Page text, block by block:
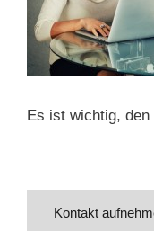
Es ist wichtig,
Kontakt